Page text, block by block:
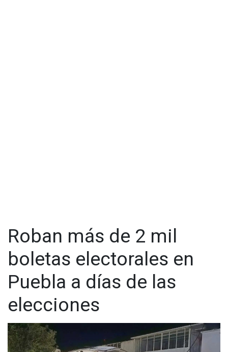
Roban más de 2 mil
boletas electorales en
Puebla a días de las
elecciones